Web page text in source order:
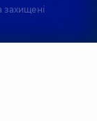
захищені